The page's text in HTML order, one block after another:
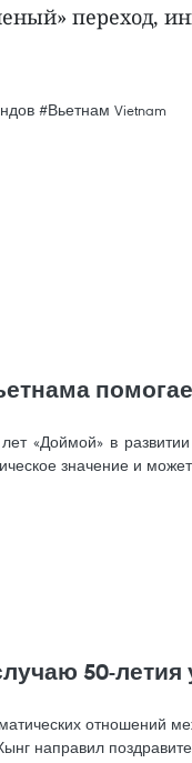
переход,
#Вьетнам Vietnam
«Доймой» в
значение и
50-
отношений
направил